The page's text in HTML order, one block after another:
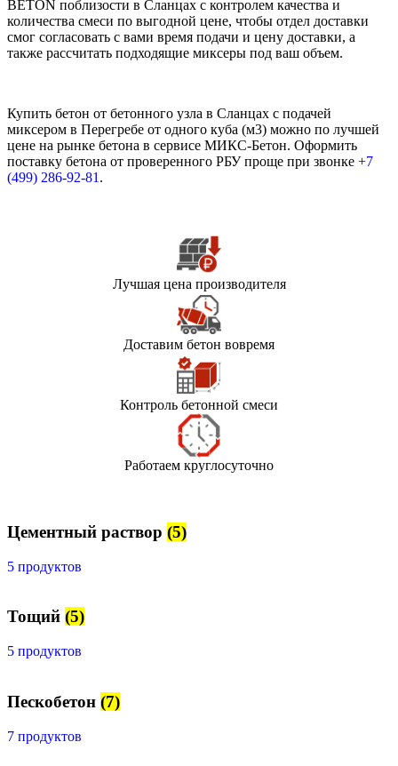
BETON поблизости в Сланцах с контролем качества и
количества смеси по выгодной цене, чтобы отдел доставки
смог согласовать с вами время подачи и цену доставки, а
также рассчитать подходящие миксеры под ваш объем.
Купить бетон от бетонного узла в Сланцах с подачей
миксером в Перегребе от одного куба (м3) можно по лучшей
цене на рынке бетона в сервисе МИКС-Бетон. Оформить
поставку бетона от проверенного РБУ проще при звонке +7
(499) 286-92-81 .
Лучшая цена производителя
Доставим бетон вовремя
Контроль бетонной смеси
Работаем круглосуточно
Цементный раствор (5)
5 продуктов
Тощий (5)
5 продуктов
Пескобетон (7)
7 продуктов